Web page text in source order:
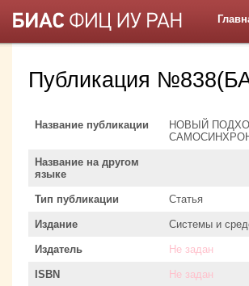
Публикация
Название публикации
НОВЫЙ
Название на другом
языке
Тип публикации Статья
Издание Системы и
Издатель Не задан
ISBN Не задан